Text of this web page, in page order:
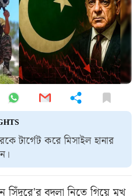
টার্গেট করে মিসাইল হানার